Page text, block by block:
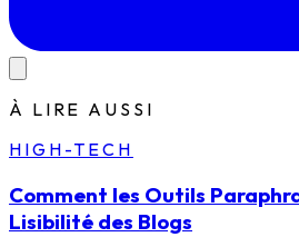
À LIRE AUSSI
HIGH-TECH
Comment les Outils
Lisibilité des Blogs